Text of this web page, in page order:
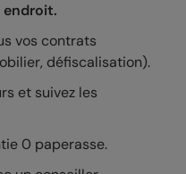
endroit.
vos contrats
défiscalisation).
et suivez les
0 paperasse.